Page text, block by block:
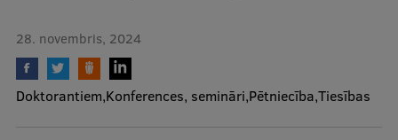
Darba devējiem
Bibliotēka
Kontakti
28. novembris, 2024
Doktorantiem Konferences, semināri Pētniecība Tiesības